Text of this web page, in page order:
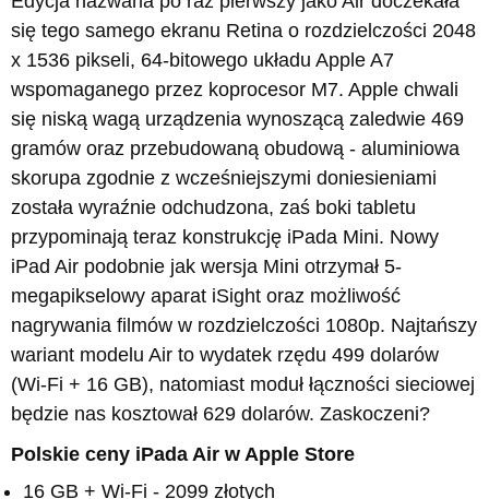
się tego samego ekranu Retina o rozdzielczości 2048
x 1536 pikseli, 64-bitowego układu Apple A7
wspomaganego przez koprocesor M7. Apple chwali
się niską wagą urządzenia wynoszącą zaledwie 469
gramów oraz przebudowaną obudową - aluminiowa
skorupa zgodnie z wcześniejszymi doniesieniami
została wyraźnie odchudzona, zaś boki tabletu
przypominają teraz konstrukcję iPada Mini. Nowy
iPad Air podobnie jak wersja Mini otrzymał 5-
megapikselowy aparat iSight oraz możliwość
nagrywania filmów w rozdzielczości 1080p. Najtańszy
wariant modelu Air to wydatek rzędu 499 dolarów
(Wi-Fi + 16 GB), natomiast moduł łączności sieciowej
będzie nas kosztował 629 dolarów. Zaskoczeni?
Polskie ceny iPada Air w Apple Store
16 GB + Wi-Fi - 2099 złotych